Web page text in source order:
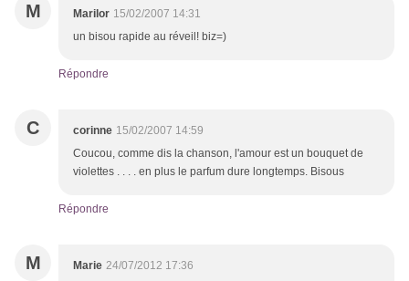
M Marilor 15/02/2007 14:31
un bisou rapide au réveil! biz=)
Répondre
C corinne 15/02/2007 14:59
Coucou, comme dis la chanson, l'amour est un bouquet de
violettes . . . . en plus le parfum dure longtemps. Bisous
Répondre
M Marie 24/07/2012 17:36